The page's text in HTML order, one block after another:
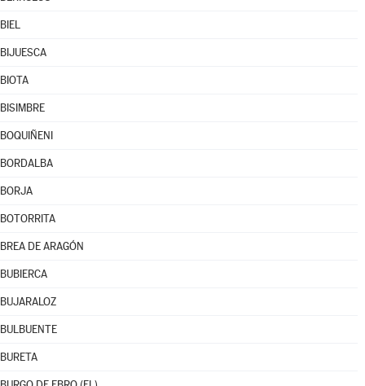
BIEL
BIJUESCA
BIOTA
BISIMBRE
BOQUIÑENI
BORDALBA
BORJA
BOTORRITA
BREA DE ARAGÓN
BUBIERCA
BUJARALOZ
BULBUENTE
BURETA